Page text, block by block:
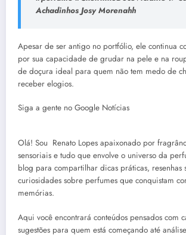
Achadinhos Josy Morenahh
Apesar de ser antigo no portfólio, ele continua
por sua capacidade de grudar na pele e na
de doçura ideal para quem não tem medo de
receber elogios.
Siga a gente no Google Notícias
Olá! Sou Renato Lopes apaixonado por
sensoriais e tudo que envolve o universo da
blog para compartilhar dicas práticas, resenhas
curiosidades sobre perfumes que conquistam
memórias.
Aqui você encontrará conteúdos pensados com
sugestões para quem está começando até